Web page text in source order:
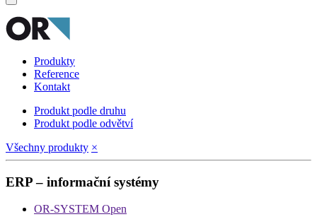
Produkty
Reference
Kontakt
Produkt podle druhu
Produkt podle odvětví
Všechny produkty ×
ERP – informační systémy
OR-SYSTEM Open